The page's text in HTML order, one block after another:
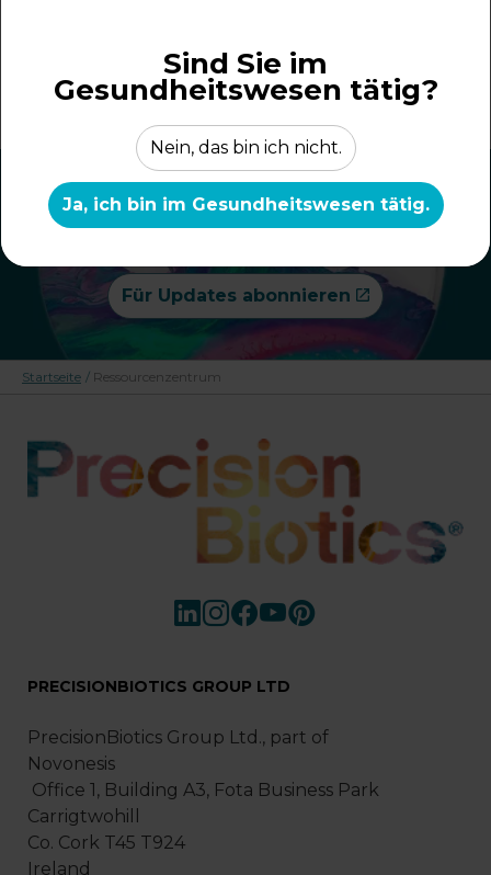
Reflexion des HCP
Abonnieren Sie unseren Newsletter
für medizinisches Fachpersonal
Für Updates abonnieren
Startseite / Ressourcenzentrum
PRECISIONBIOTICS GROUP LTD
PrecisionBiotics Group Ltd., part of
Novonesis
Office 1, Building A3, Fota Business Park
Carrigtwohill
Co. Cork T45 T924
Ireland
Sind Sie im
Gesundheitswesen tätig?
Nein, das bin ich nicht.
Ja, ich bin im Gesundheitswesen tätig.